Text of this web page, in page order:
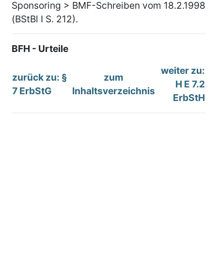
Sponsoring > BMF-Schreiben vom 18.2.1998
(BStBl I S. 212).
BFH - Urteile
zurück zu: §
7 ErbStG
zum
Inhaltsverzeichnis
weiter zu:
H E 7.2
ErbStH